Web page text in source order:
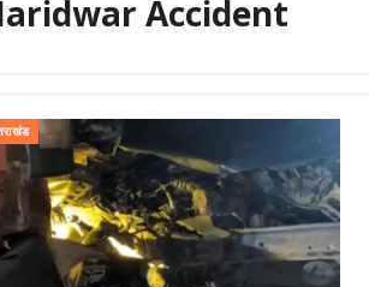
Accident